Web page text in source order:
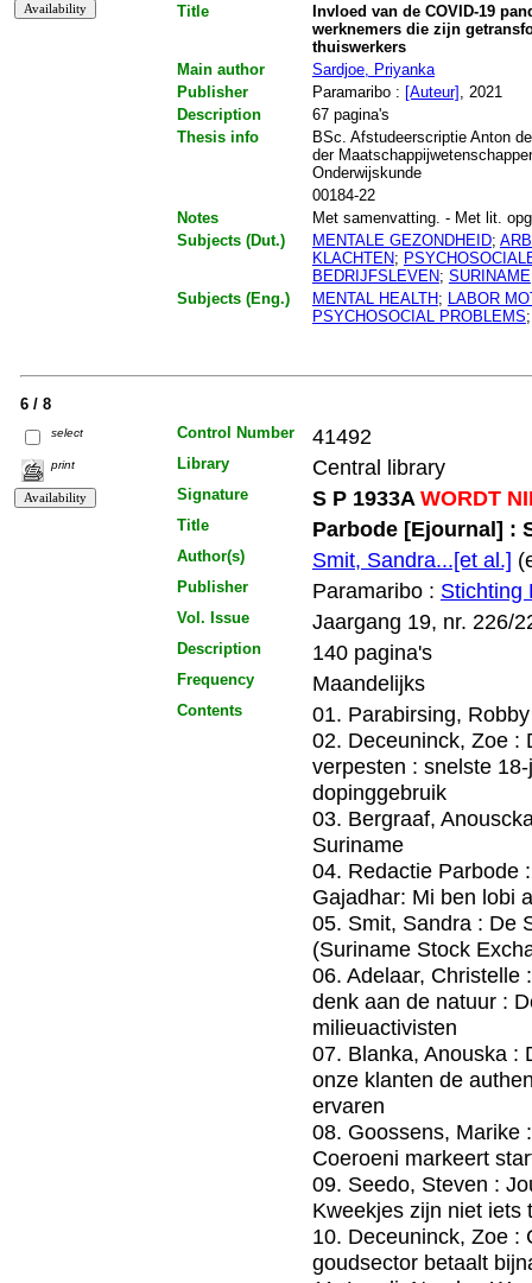
Title
Invloed van de COVID-19
werknemers die zijn
thuiswerkers
Main author
Sardjoe, Priyanka
Publisher
Paramaribo : [Auteur]
, 2021
Description
67 pagina's
Thesis info
BSc. Afstudeerscriptie Anton
der
Onderwijskunde
00184-22
Notes
Met samenvatting. - Met lit.
Subjects (Dut.)
MENTALE GEZONDHEID;
KLACHTEN;
BEDRIJFSLEVEN; SURINAME
Subjects (Eng.)
MENTAL HEALTH;
LABOR
PSYCHOSOCIAL PROBLEMS
6 / 8
select
print
Control Number 41492
Library Central library
Signature S P 1933AWORDT
Title Parbode [Ejournal] :
Author(s) Smit, Sandra...[et al.]
Publisher Paramaribo : Stichting
Vol. Issue Jaargang 19, nr. 226/
Description 140 pagina's
Frequency Maandelijks
Contents
01. Parabirsing,
02. Deceuninck, Zoe :
verpesten : snelste
dopinggebruik
03. Bergraaf,
Suriname
04. Redactie Parbode
Gajadhar: Mi ben lobi
05. Smit, Sandra : De
(Suriname Stock
06. Adelaar, Christelle
denk aan de natuur :
milieuactivisten
07. Blanka, Anouska :
onze klanten de
ervaren
08. Goossens, Marike
Coeroeni markeert
09. Seedo, Steven :
Kweekjes zijn niet iets
10. Deceuninck, Zoe :
goudsector betaalt